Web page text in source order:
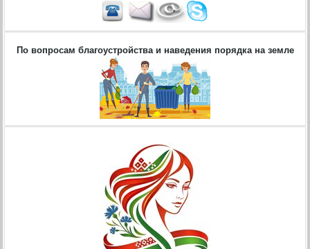
По вопросам благоустройства и наведения порядка на земле